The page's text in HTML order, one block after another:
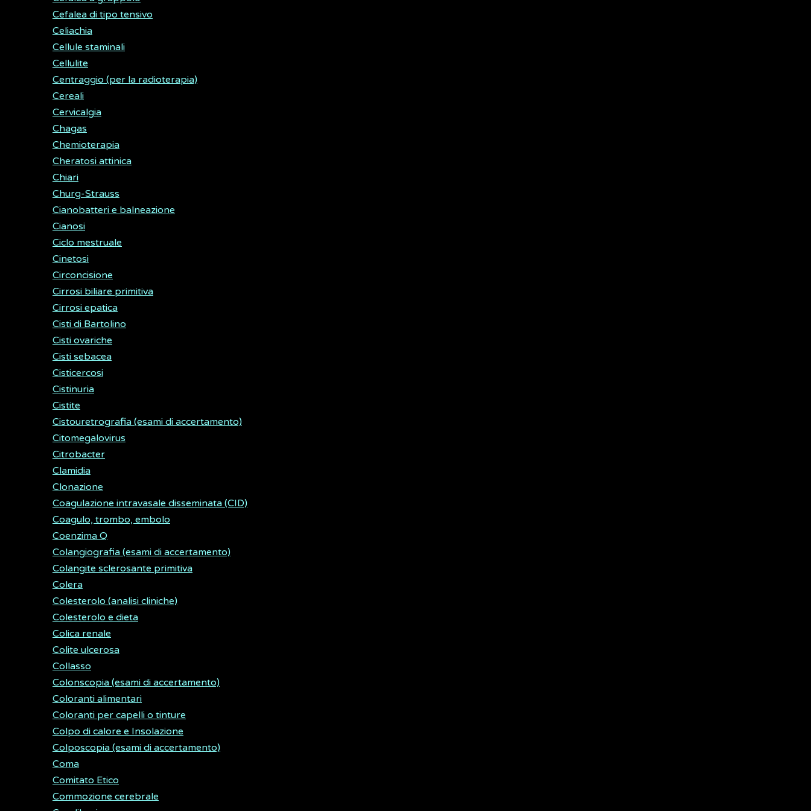
Cefalea di tipo tensivo
Celiachia
Cellule staminali
Cellulite
Centraggio (per la radioterapia)
Cereali
Cervicalgia
Chagas
Chemioterapia
Cheratosi attinica
Chiari
Churg-Strauss
Cianobatteri e balneazione
Cianosi
Ciclo mestruale
Cinetosi
Circoncisione
Cirrosi biliare primitiva
Cirrosi epatica
Cisti di Bartolino
Cisti ovariche
Cisti sebacea
Cisticercosi
Cistinuria
Cistite
Cistouretrografia (esami di accertamento)
Citomegalovirus
Citrobacter
Clamidia
Clonazione
Coagulazione intravasale disseminata (CID)
Coagulo, trombo, embolo
Coenzima Q
Colangiografia (esami di accertamento)
Colangite sclerosante primitiva
Colera
Colesterolo (analisi cliniche)
Colesterolo e dieta
Colica renale
Colite ulcerosa
Collasso
Colonscopia (esami di accertamento)
Coloranti alimentari
Coloranti per capelli o tinture
Colpo di calore e Insolazione
Colposcopia (esami di accertamento)
Coma
Comitato Etico
Commozione cerebrale